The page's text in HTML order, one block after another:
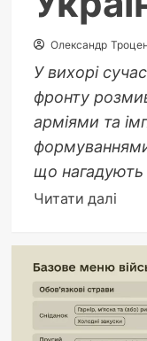
Олександр
У вихорі
фронту
арміями та
що нагадують
Читати далі
Z:
РФ